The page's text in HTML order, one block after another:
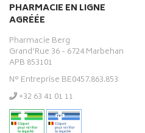
PHARMACIE EN LIGNE
AGRÉÉE
Pharmacie Berg
Grand’Rue 36 - 6724 Marbehan
APB 853101
N° Entreprise BE0457.863.853
‭+32 63 41 01 11‬